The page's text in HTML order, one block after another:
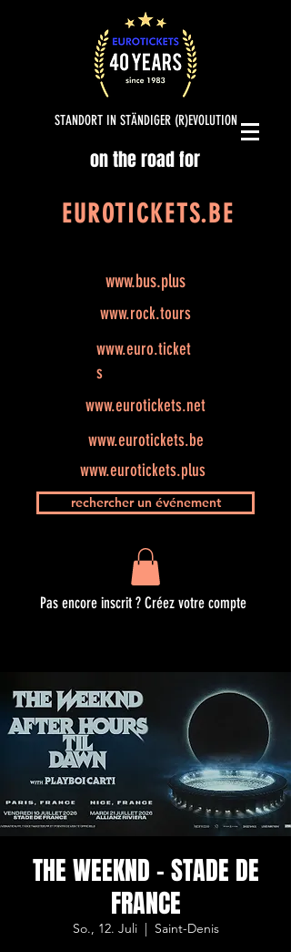
STANDORT IN STÄNDIGER (R)EVOLUTION
on the road for
EUROTICKETS.BE
www.bus.plus
www.rock.tours
www.euro.ticket
s
www.eurotickets.net
www.eurotickets.be
www.eurotickets.plus
rechercher un événement
Pas encore inscrit ? Créez votre compte
THE WEEKND - STADE DE
FRANCE
So., 12. Juli
  |
Saint-Denis